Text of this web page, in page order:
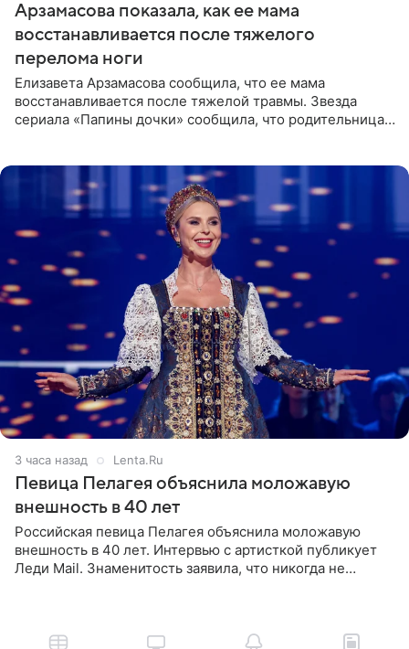
Арзамасова показала, как ее мама
восстанавливается после тяжелого
перелома ноги
Елизавета Арзамасова сообщила, что ее мама
восстанавливается после тяжелой травмы. Звезда
сериала «Папины дочки» сообщила, что родительница
3 часа назад Lenta.Ru
Певица Пелагея объяснила моложавую
внешность в 40 лет
Российская певица Пелагея объяснила моложавую
внешность в 40 лет. Интервью с артисткой публикует
Леди Mail. Знаменитость заявила, что никогда не